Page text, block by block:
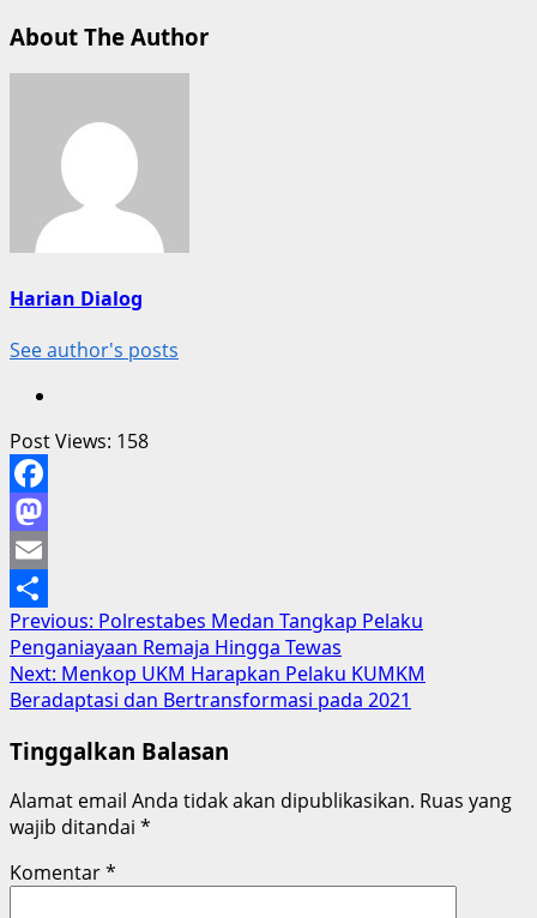
About The Author
Harian Dialog
See author's posts
Post Views: 158
Facebook
Mastodon
Email
Share
Post
navigation
Previous: Polrestabes Medan Tangkap Pelaku
Penganiayaan Remaja Hingga Tewas
Next: Menkop UKM Harapkan Pelaku KUMKM
Beradaptasi dan Bertransformasi pada 2021
Tinggalkan Balasan
Alamat email Anda tidak akan dipublikasikan. Ruas yang
wajib ditandai *
Komentar*